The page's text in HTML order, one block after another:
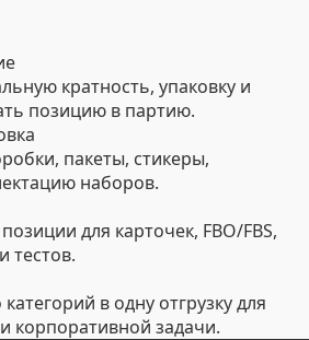
кратность, упаковку и
позицию в партию.
пакеты, стикеры,
наборов.
для карточек, FBO/FBS,
тестов.
в одну отгрузку для
корпоративной задачи.